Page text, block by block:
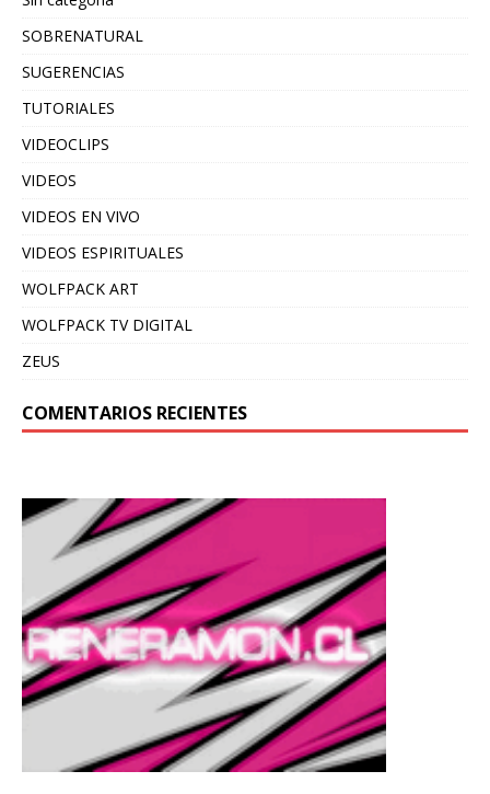
SOBRENATURAL
SUGERENCIAS
TUTORIALES
VIDEOCLIPS
VIDEOS
VIDEOS EN VIVO
VIDEOS ESPIRITUALES
WOLFPACK ART
WOLFPACK TV DIGITAL
ZEUS
COMENTARIOS RECIENTES